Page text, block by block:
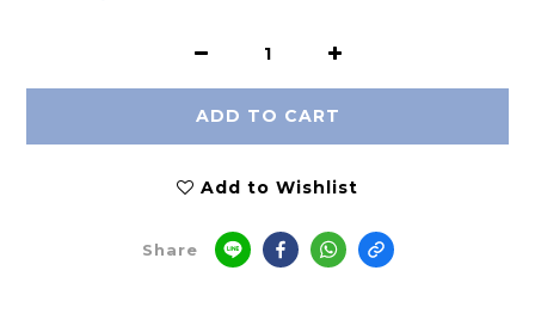
ADD TO CART
Add to Wishlist
Share